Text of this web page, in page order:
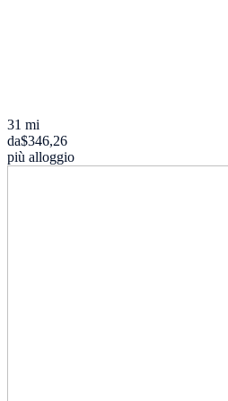
31 mi
da$346,26
più alloggio